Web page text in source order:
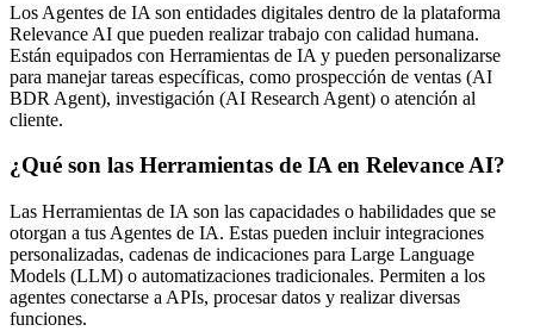
Los Agentes de IA son entidades digitales dentro de la plataforma
Relevance AI que pueden realizar trabajo con calidad humana.
Están equipados con Herramientas de IA y pueden personalizarse
para manejar tareas específicas, como prospección de ventas (AI
BDR Agent), investigación (AI Research Agent) o atención al
cliente.
¿Qué son las Herramientas de IA en Relevance AI?
Las Herramientas de IA son las capacidades o habilidades que se
otorgan a tus Agentes de IA. Estas pueden incluir integraciones
personalizadas, cadenas de indicaciones para Large Language
Models (LLM) o automatizaciones tradicionales. Permiten a los
agentes conectarse a APIs, procesar datos y realizar diversas
funciones.